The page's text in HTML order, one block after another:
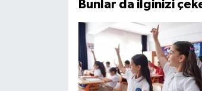
Bunlar da ilginizi